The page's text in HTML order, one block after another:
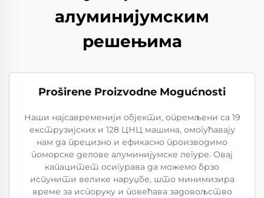
алуминијумским
решењима
Proširene Proizvodne Mogućnosti
Наши најсавременији објекти, опремљени са 19
екструзијских и 128 ЦНЦ машина, омогућавају
нам да прецизно и ефикасно производимо
поморске делове алуминијумске легуре. Овај
капацитет осигурава да можемо брзо
испунити велике наруџбе, што минимизира
време за испоруку и повећава задовољство